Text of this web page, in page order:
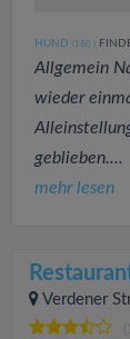
HUND (160 )
Allgemein
wieder
geblieben....
mehr lesen
Verdener